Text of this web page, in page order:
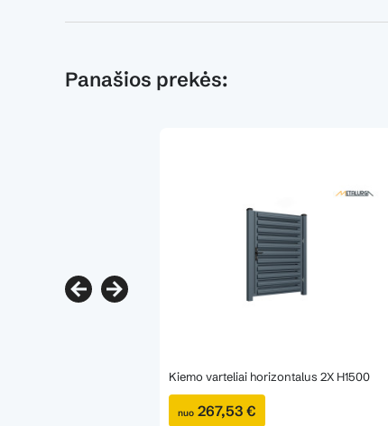
Panašios prekės:
Kiemo varteliai horizontalus 2X H1500
nuo 267,53 €